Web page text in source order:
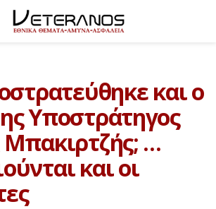
και ο
Υποστράτηγος
…
και οι